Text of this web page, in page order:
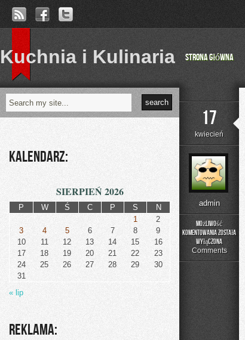
Kuchnia i Kulinaria Strona główna
17
kwiecień
admin
Możliwość
komentowania
Urbanistyka
Miasta
została
wyłączona
Comments
Kalendarz:
SIERPIEŃ 2026
P W Ś C P S
N
1
2
3
4 5 6 7 8
9
10
11 12 13 14 15
16
17
18 19 20 21 22
23
24
25 26 27 28 29
30
31
« lip
Reklama: